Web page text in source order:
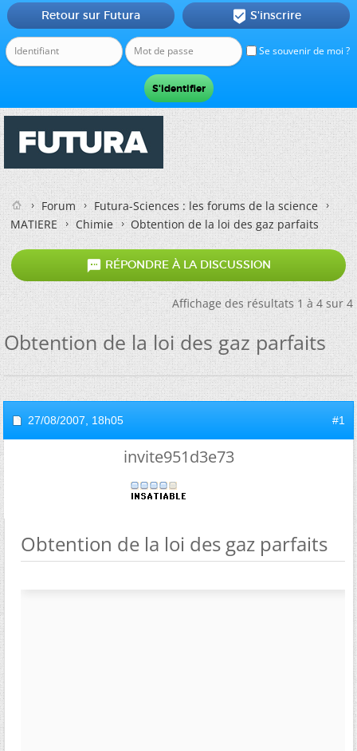
Se souvenir de moi ?
Retour sur Futura  S'inscrire
Forum
Futura-Sciences : les forums de la science
MATIERE
Chimie Obtention de la loi des gaz parfaits
 RÉPONDRE À LA DISCUSSION
Affichage des résultats 1 à 4 sur 4
Obtention de la loi des gaz parfaits
27/08/2007, 18h05 #1
invite951d3e73
Obtention de la loi des gaz parfaits